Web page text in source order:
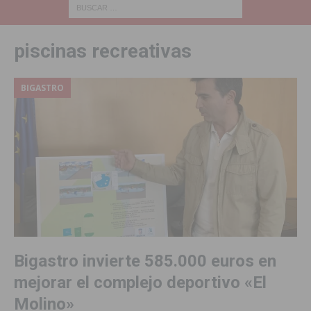
piscinas recreativas
BIGASTRO
Bigastro invierte 585.000 euros en
mejorar el complejo deportivo «El
Molino»